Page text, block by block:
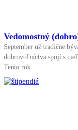
Vedomostný
September už tradične
dobrovoľníctva spojí s
Tento rok